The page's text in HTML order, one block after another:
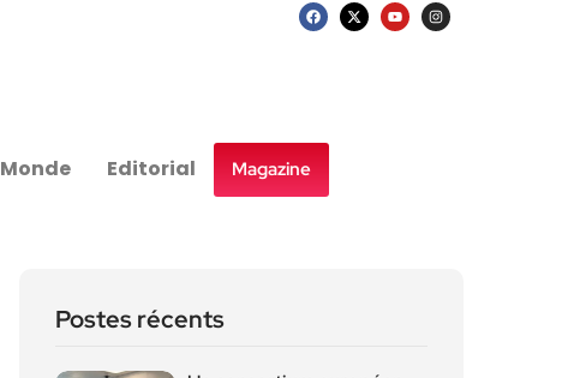
Monde Editorial Magazine
Postes récents